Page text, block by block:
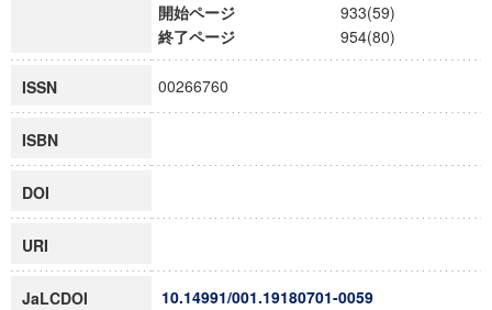
開始ページ
933(59)
終了ページ
954(80)
ISSN 00266760
ISBN
DOI
URI
JaLCDOI 10.14991/001.19180701-0059